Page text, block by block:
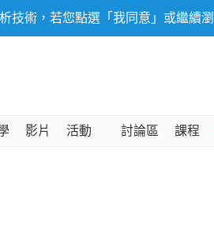
技術，若您點選「我同意」或繼續
影片 活動 討論區 課程